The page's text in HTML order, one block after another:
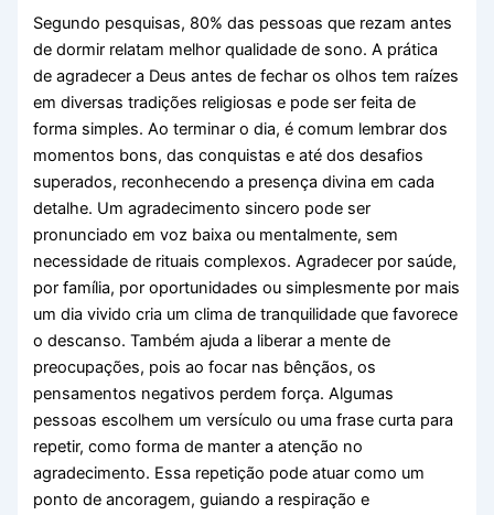
Segundo pesquisas, 80% das pessoas que rezam antes
de dormir relatam melhor qualidade de sono. A prática
de agradecer a Deus antes de fechar os olhos tem raízes
em diversas tradições religiosas e pode ser feita de
forma simples. Ao terminar o dia, é comum lembrar dos
momentos bons, das conquistas e até dos desafios
superados, reconhecendo a presença divina em cada
detalhe. Um agradecimento sincero pode ser
pronunciado em voz baixa ou mentalmente, sem
necessidade de rituais complexos. Agradecer por saúde,
por família, por oportunidades ou simplesmente por mais
um dia vivido cria um clima de tranquilidade que favorece
o descanso. Também ajuda a liberar a mente de
preocupações, pois ao focar nas bênçãos, os
pensamentos negativos perdem força. Algumas
pessoas escolhem um versículo ou uma frase curta para
repetir, como forma de manter a atenção no
agradecimento. Essa repetição pode atuar como um
ponto de ancoragem, guiando a respiração e